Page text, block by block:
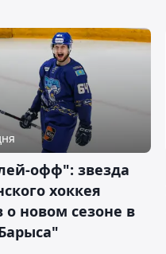
офф": звезда
хоккея
о новом сезоне в